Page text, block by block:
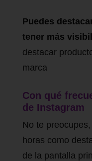
Puedes
tener más
destacar
marca
Con qué
de Instagram
No te
horas como
de la pantalla